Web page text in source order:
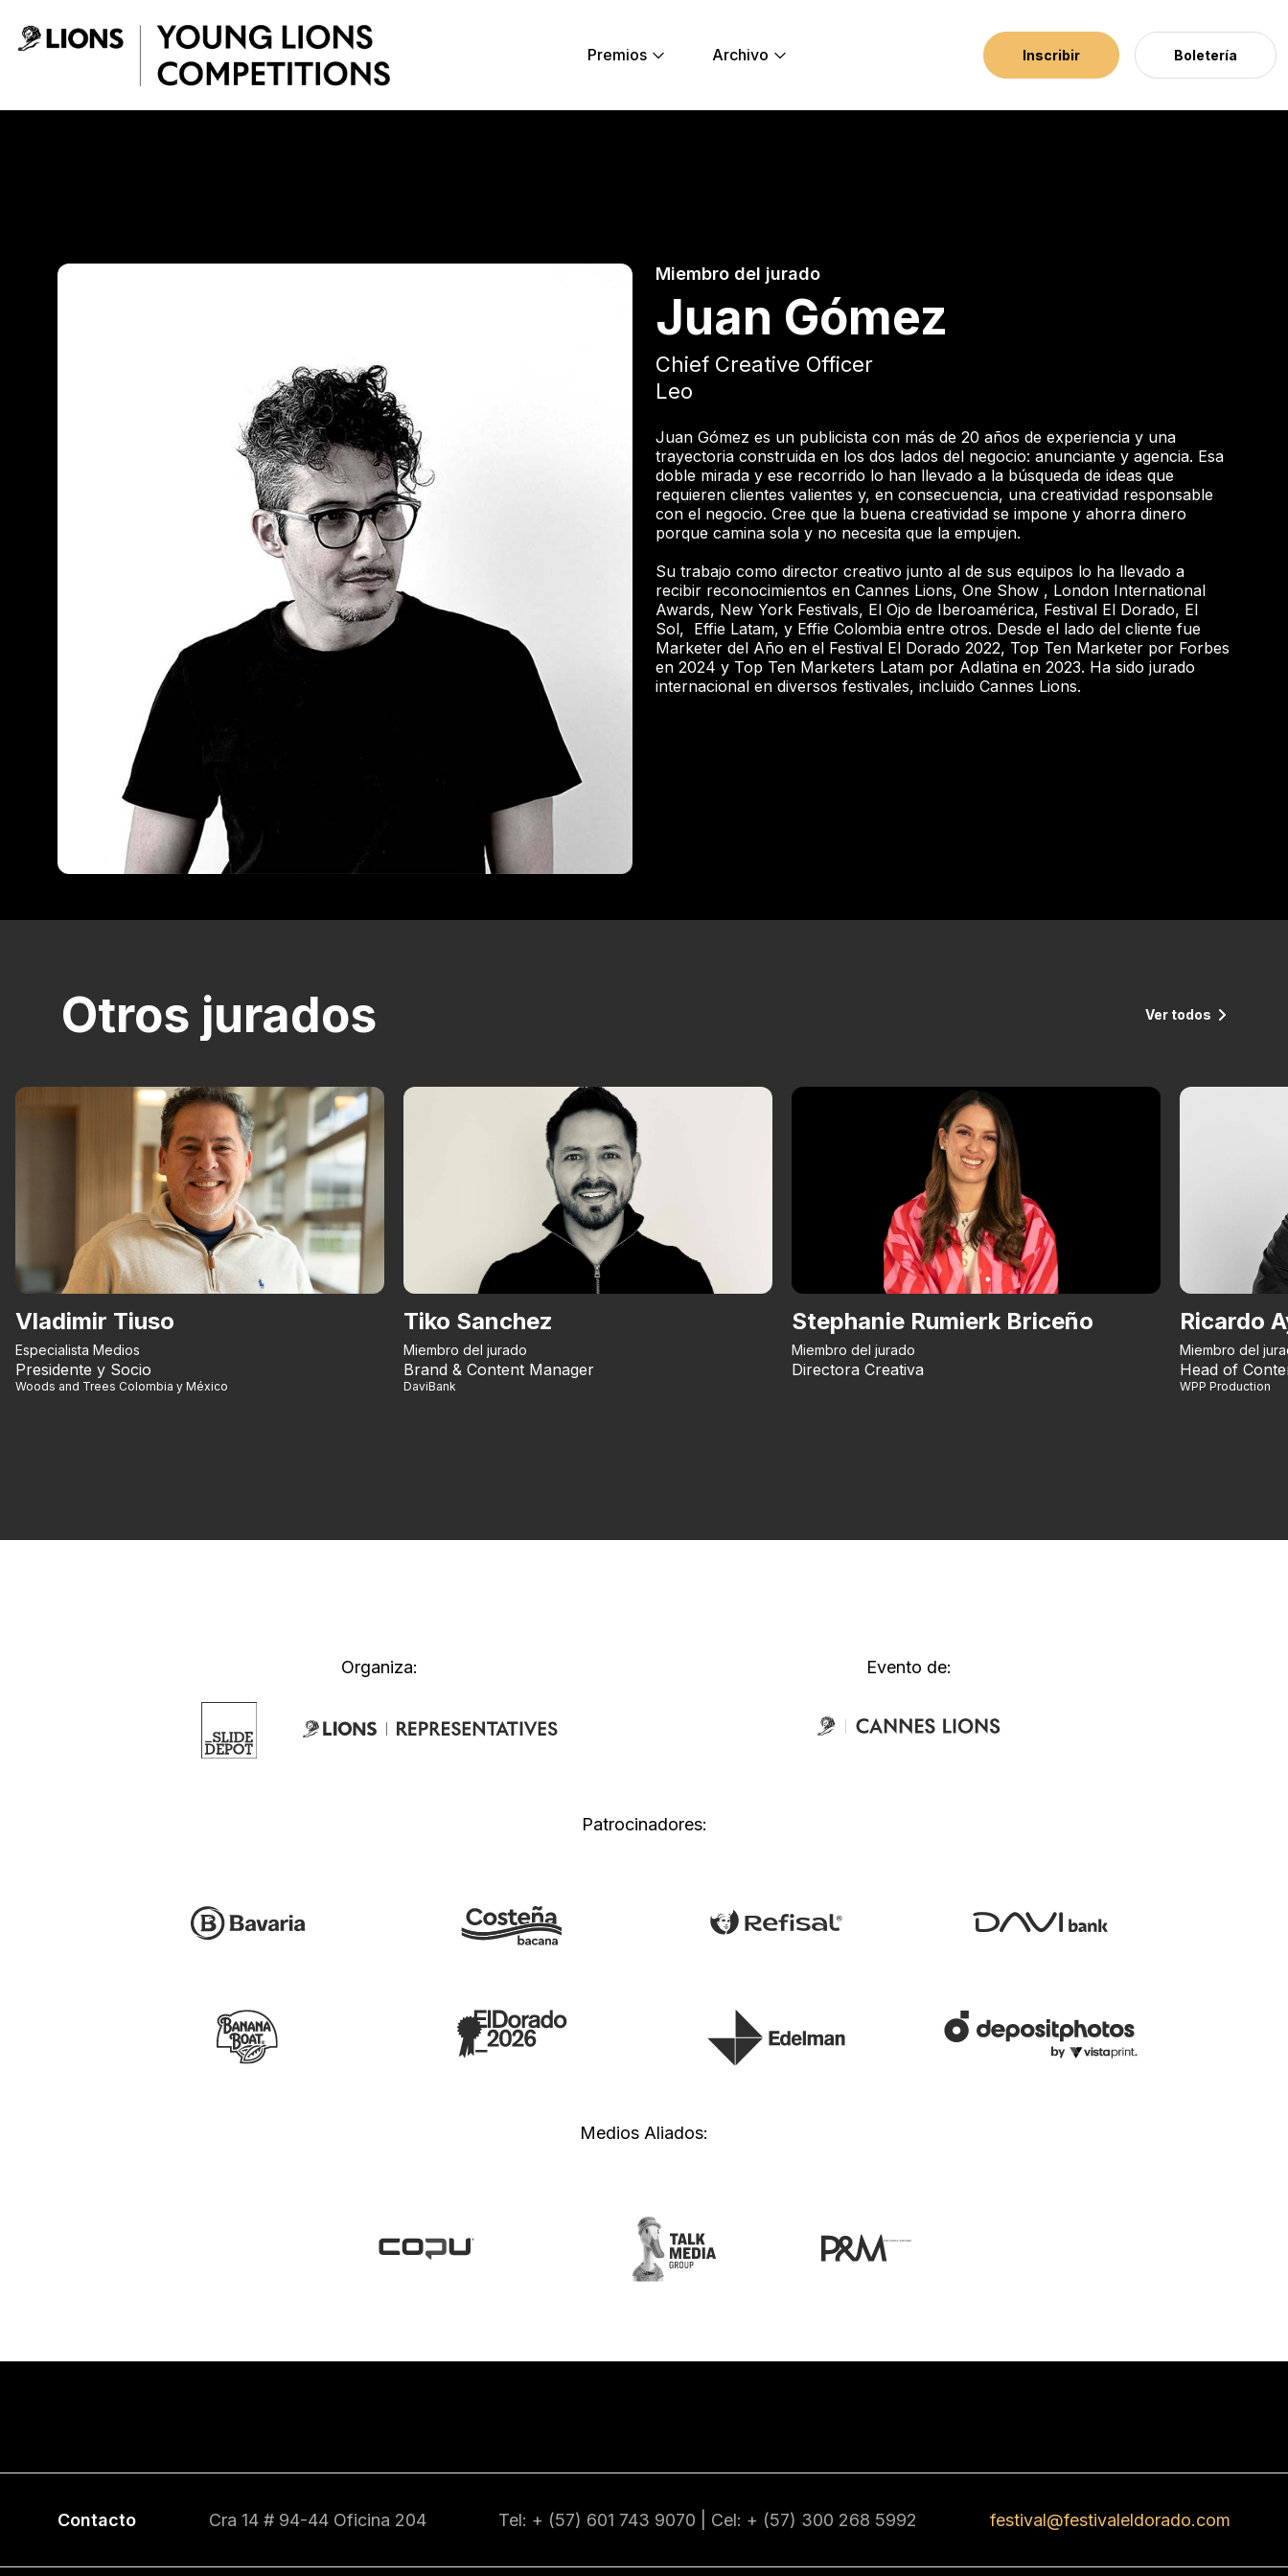
Premios
Archivo Inscribir Boletería
Miembro del jurado
Juan Gómez
Chief Creative Officer
Leo
Juan Gómez es un publicista con más de 20 años de experiencia y una
trayectoria construida en los dos lados del negocio: anunciante y agencia. Esa
doble mirada y ese recorrido lo han llevado a la búsqueda de ideas que
requieren clientes valientes y, en consecuencia, una creatividad responsable
con el negocio. Cree que la buena creatividad se impone y ahorra dinero
porque camina sola y no necesita que la empujen.
Su trabajo como director creativo junto al de sus equipos lo ha llevado a
recibir reconocimientos en Cannes Lions, One Show , London International
Awards, New York Festivals, El Ojo de Iberoamérica, Festival El Dorado, El
Sol, Effie Latam, y Effie Colombia entre otros. Desde el lado del cliente fue
Marketer del Año en el Festival El Dorado 2022, Top Ten Marketer por Forbes
en 2024 y Top Ten Marketers Latam por Adlatina en 2023. Ha sido jurado
internacional en diversos festivales, incluido Cannes Lions.
Otros jurados Ver todos
Vladimir Tiuso
Especialista Medios
Presidente y Socio
Woods and Trees Colombia y México
Tiko Sanchez
Miembro del jurado
Brand & Content Manager
DaviBank
Stephanie Rumierk Briceño
Miembro del jurado
Directora Creativa
Ricardo
Miembro del
Head of
WPP Production
Organiza: Evento de:
Patrocinadores:
Medios Aliados:
Contacto Cra 14 # 94-44 Oficina 204 Tel: + (57) 601 743 9070 | Cel: + (57) 300 268 5992 festival@festivaleldorado.com